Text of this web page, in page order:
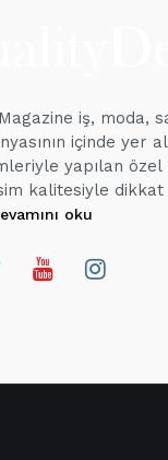
iş, moda,
içinde yer
yapılan
kalitesiyle dikkat
oku